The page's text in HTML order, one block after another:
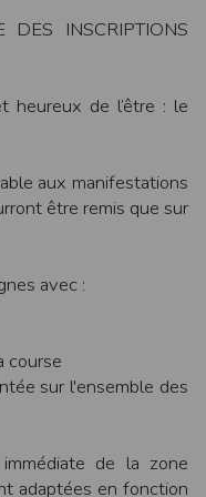
DES INSCRIPTIONS
heureux de l’être : le
aux manifestations
être remis que sur
avec :
course
sur l'ensemble des
de la zone
adaptées en fonction
par des moyens
des services.
sans préavis, le tout sans
peuvent en découler pour
d’utilisation afin de les
contrôle de quelque forme
les détournements
ou être protégées par
accessibles sur Internet
les invitant à participer